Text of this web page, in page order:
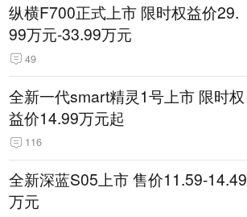
纵横F700正式上市 限时权益价29.
99万元-33.99万元
49
全新一代smart精灵1号上市 限时权
益价14.99万元起
116
全新深蓝S05上市 售价11.59-14.49
万元